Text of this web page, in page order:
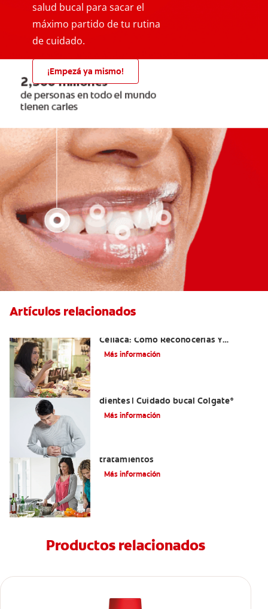
salud bucal para sacar el
máximo partido de tu rutina
de cuidado.
¡Empezá ya mismo!
Artículos relacionados
Celíaca: Cómo Reconocerlas Y
Tratarlas
Más información
dientes | Cuidado bucal Colgate®
Más información
tratamientos
Más información
Productos relacionados